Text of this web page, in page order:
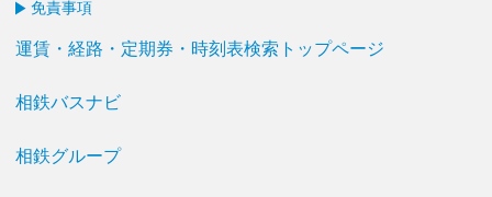
免責事項
運賃・経路・定期券・時刻表検索トップページ
相鉄バスナビ
相鉄グループ